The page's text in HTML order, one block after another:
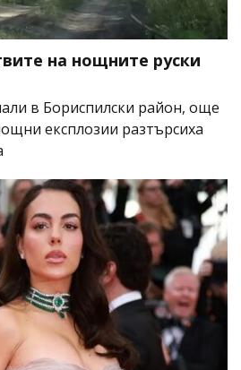
на нощните руски
в Бориспилски район, още
експлозии разтърсиха